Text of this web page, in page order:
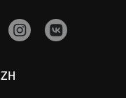
ZH